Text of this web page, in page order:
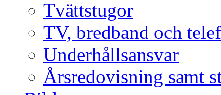
Tvättstugor
TV, bredband och
Underhållsansvar
Årsredovisning samt